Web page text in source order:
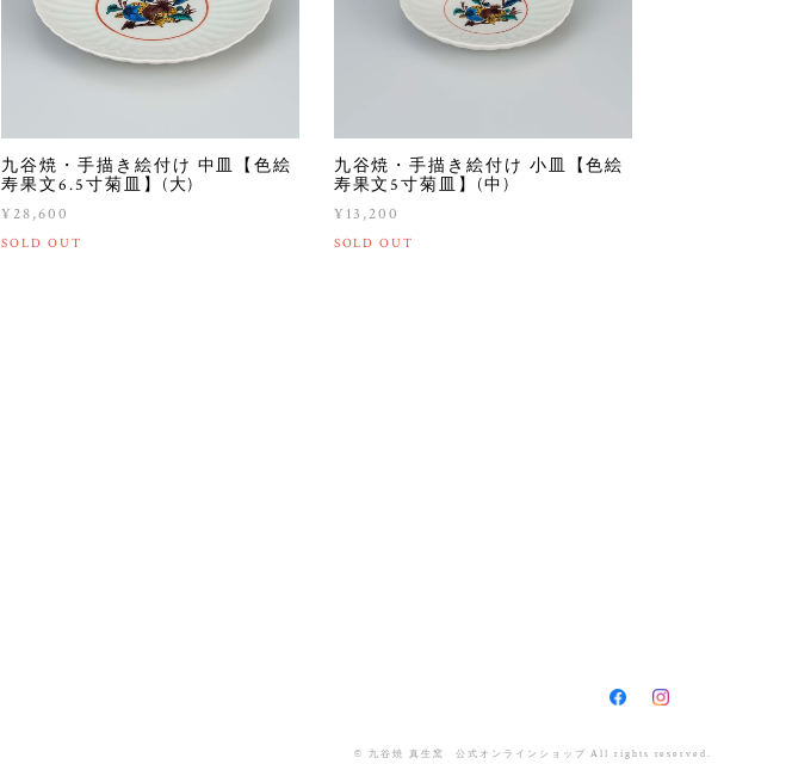
九谷焼・手描き絵付け 中皿【色絵
寿果文6.5寸菊皿】(大)
¥28,600
SOLD OUT
九谷焼・手描き絵付け 小皿【色絵
寿果文5寸菊皿】(中)
¥13,200
SOLD OUT
© 九谷焼 真生窯 公式オンラインショップ All rights reserved.